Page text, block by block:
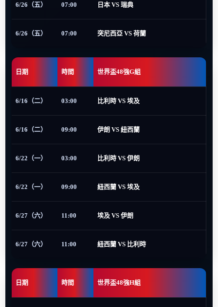
6/26（五） 07:00 日本 VS 瑞典
6/26（五） 07:00 突尼西亞 VS 荷蘭
日期 時間 世界盃48強G組
6/16（二） 03:00 比利時 VS 埃及
6/16（二） 09:00 伊朗 VS 紐西蘭
6/22（一） 03:00 比利時 VS 伊朗
6/22（一） 09:00 紐西蘭 VS 埃及
6/27（六） 11:00 埃及 VS 伊朗
6/27（六） 11:00 紐西蘭 VS 比利時
日期 時間 世界盃48強H組